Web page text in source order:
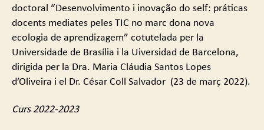
doctoral “Desenvolvimento i inovação do self: práticas
docents mediates peles TIC no marc dona nova
ecologia de aprendizagem” cotutelada per la
Universidade de Brasília i la Uiversidad de Barcelona,
dirigida per la Dra. Maria Cláudia Santos Lopes
d’Oliveira i el Dr. César Coll Salvador (23 de març 2022).
Curs 2022-2023